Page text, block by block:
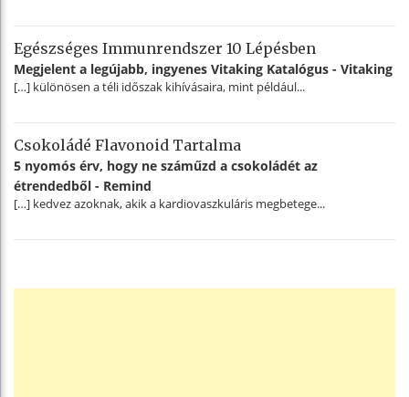
Egészséges Immunrendszer 10 Lépésben
Megjelent a legújabb, ingyenes Vitaking Katalógus - Vitaking
[…] különösen a téli időszak kihívásaira, mint például...
Csokoládé Flavonoid Tartalma
5 nyomós érv, hogy ne száműzd a csokoládét az
étrendedből - Remind
[…] kedvez azoknak, akik a kardiovaszkuláris megbetege...